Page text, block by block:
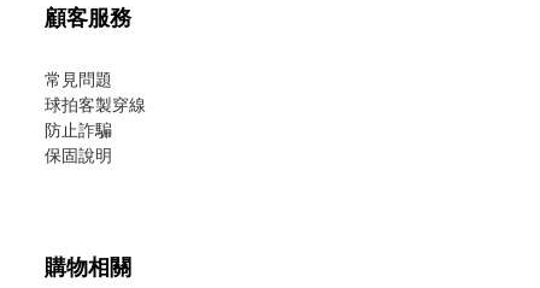
顧客服務
常見問題
球拍客製穿線
防止詐騙
保固說明
購物相關